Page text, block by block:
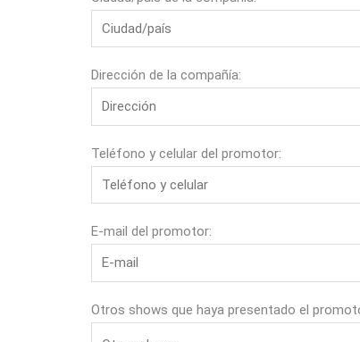
Dirección de la compañía:
Teléfono y celular del promotor:
E-mail del promotor:
Otros shows que haya presentado el